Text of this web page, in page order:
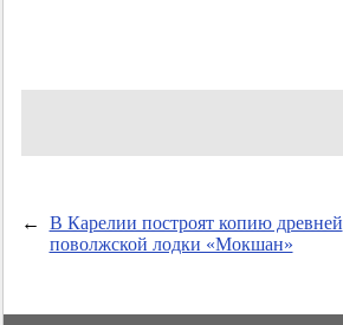
←
В Карелии построят копию древней
поволжской лодки «Мокшан»